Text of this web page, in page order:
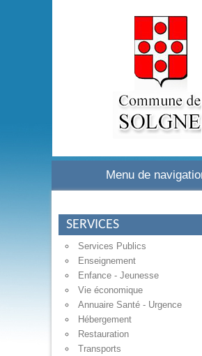
Menu de
SERVICES
Services Publics
Enseignement
Enfance - Jeunesse
Vie économique
Annuaire Santé - Urgence
Hébergement
Restauration
Transports